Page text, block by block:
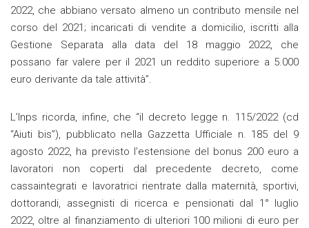
2022, che abbiano versato almeno un contributo mensile nel
corso del 2021; incaricati di vendite a domicilio, iscritti alla
Gestione Separata alla data del 18 maggio 2022, che
possano far valere per il 2021 un reddito superiore a 5.000
euro derivante da tale attività”.
L’Inps ricorda, infine, che “il decreto legge n. 115/2022 (cd
“Aiuti bis”), pubblicato nella Gazzetta Ufficiale n. 185 del 9
agosto 2022, ha previsto l’estensione del bonus 200 euro a
lavoratori non coperti dal precedente decreto, come
cassaintegrati e lavoratrici rientrate dalla maternità, sportivi,
dottorandi, assegnisti di ricerca e pensionati dal 1° luglio
2022, oltre al finanziamento di ulteriori 100 milioni di euro per